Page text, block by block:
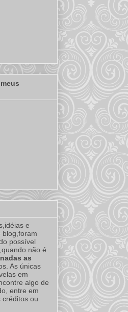
e
blog,foram
possível
não é
as
As únicas
em
algo de
entre em
créditos ou